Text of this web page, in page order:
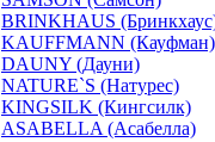
BRINKHAUS
KAUFFMANN (Кауфман)
DAUNY (Дауни)
NATURE`S (Натурес)
KINGSILK (Кингсилк)
ASABELLA (Асабелла)